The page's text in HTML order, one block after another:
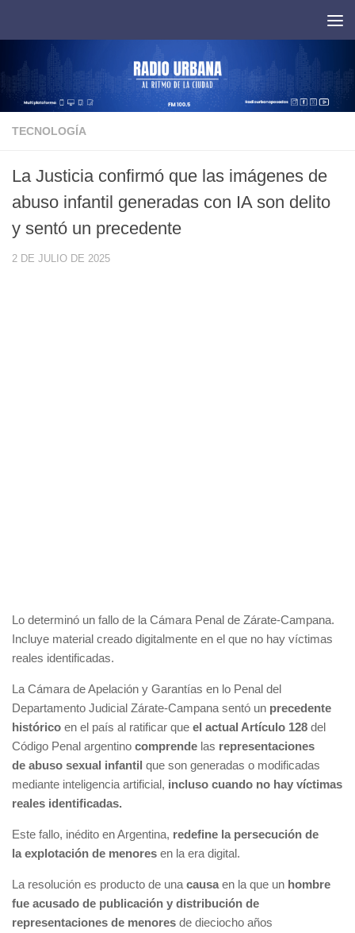
TECNOLOGÍA
La Justicia confirmó que las imágenes de
abuso infantil generadas con IA son delito
y sentó un precedente
2 DE JULIO DE 2025
Lo determinó un fallo de la Cámara Penal de Zárate-Campana.
Incluye material creado digitalmente en el que no hay víctimas
reales identificadas.
La Cámara de Apelación y Garantías en lo Penal del
Departamento Judicial Zárate-Campana sentó un precedente
histórico en el país al ratificar que el actual Artículo 128 del
Código Penal argentino comprende las representaciones
de abuso sexual infantil que son generadas o modificadas
mediante inteligencia artificial, incluso cuando no hay víctimas
reales identificadas.
Este fallo, inédito en Argentina, redefine la persecución de
la explotación de menores en la era digital.
La resolución es producto de una causa en la que un hombre
fue acusado de publicación y distribución de
representaciones de menores de dieciocho años